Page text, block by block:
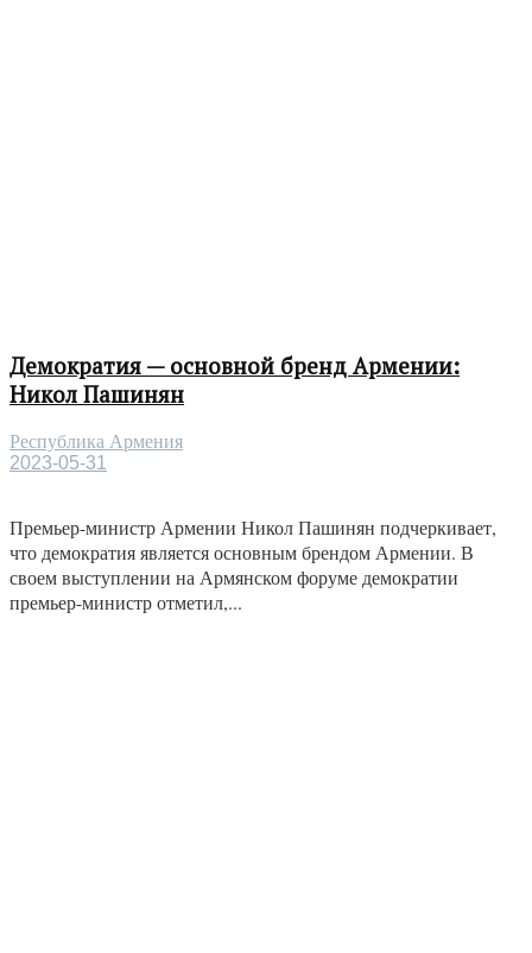
Демократия — основной бренд Армении:
Никол Пашинян
Республика Армения
2023-05-31
Премьер-министр Армении Никол Пашинян подчеркивает,
что демократия является основным брендом Армении. В
своем выступлении на Армянском форуме демократии
премьер-министр отметил,...